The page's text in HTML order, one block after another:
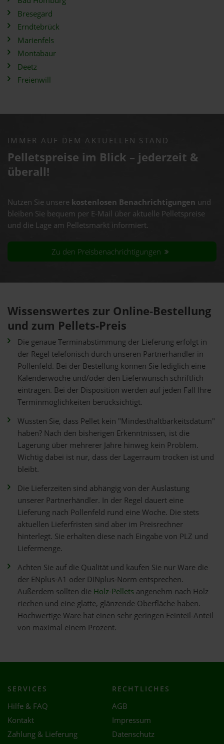
Bresegard
Erndtebrück
Marienfels
Montabaur
Deetz
Freienwill
IMMER AUF DEM AKTUELLEN STAND
Pelletspreise im Blick – jederzeit &
überall!
Nutzen Sie unsere kostenlosen Benachrichtigungen und
bleiben Sie bequem per E-Mail über aktuelle Pelletspreise
und die Lage am Pelletsmarkt informiert.
Zu den Preisbenachrichtigungen
Wissenswertes zur Online-Bestellung
und zum Pellets-Preis
Die genaue Terminabstimmung der Lieferung erfolgt in
der Regel telefonisch durch unseren Partnerhändler in
Pollenfeld. Bei der Bestellung können Sie lediglich eine
Kalenderwoche und/oder den Lieferwunsch schriftlich
eintragen. Bei der Disposition werden auf jeden Fall Ihre
Terminmöglichkeiten berücksichtigt.
Wussten Sie, dass Pellet kein "Mindesthaltbarkeitsdatum"
haben? Nach den bisherigen Erkenntnissen, ist die
Lagerung über mehrerer Jahre hinweg kein Problem.
Wichtig dabei ist nur, dass der Lagerraum trocken ist und
bleibt.
Die Lieferzeiten sind abhängig von der Auslastung
unserer Partnerhändler. In der Regel dauert eine
Lieferung nach Pollenfeld rund eine Woche. Die stets
aktuellen Lieferfristen sind aber im Preisrechner
hinterlegt. Sie erhalten diese nach Eingabe von PLZ und
Liefermenge.
Achten Sie auf die Qualität und kaufen Sie nur Ware die
der ENplus-A1 oder DINplus-Norm entsprechen.
Außerdem sollten die Holz-Pellets angenehm nach Holz
riechen und eine glatte, glänzende Oberfläche haben.
Hochwertige Ware hat einen sehr geringen Feinteil-Anteil
von maximal einem Prozent.
SERVICES
Hilfe & FAQ
Kontakt
Zahlung & Lieferung
RECHTLICHES
AGB
Impressum
Datenschutz